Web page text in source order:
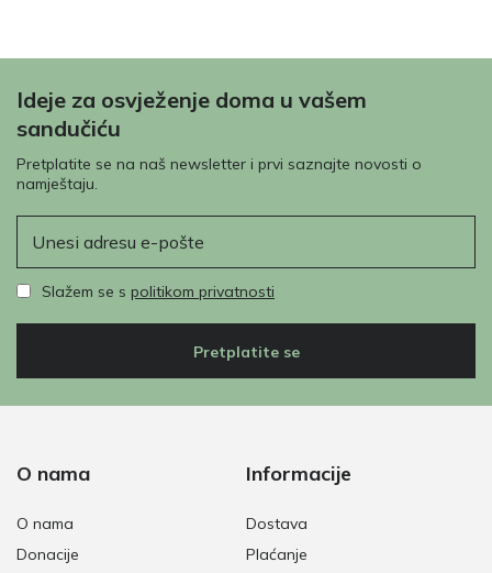
Ideje za osvježenje doma u vašem
sandučiću
Pretplatite se na naš newsletter i prvi saznajte novosti o
namještaju.
Slažem se s politikom privatnosti
Pretplatite se
O nama
O nama
Donacije
Informacije
Dostava
Plaćanje